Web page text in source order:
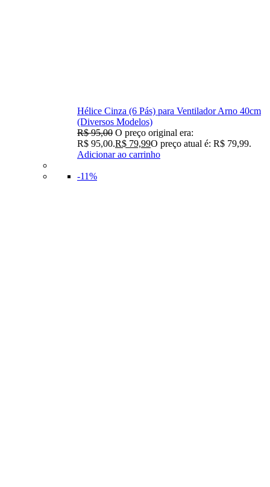
Hélice Cinza (6 Pás) para Ventilador Arno 40cm
(Diversos Modelos)
R$95,00 O preço original era:
R$ 95,00.R$ 79,99O preço atual é: R$ 79,99.
Adicionar ao carrinho
-11%